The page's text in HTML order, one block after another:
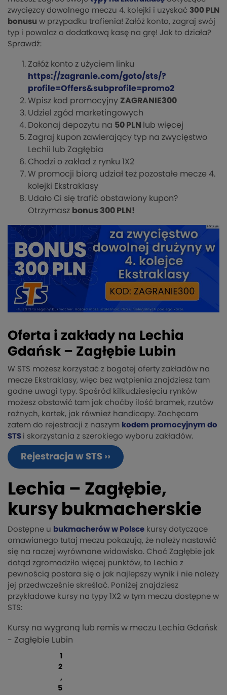
zwycięzcy dowolnego meczu 4. kolejki i uzyskać 300 PLN
bonusu w przypadku trafienia! Załóż konto, zagraj swój
typ i powalcz o dodatkową kasę na grę! Jak to działa?
Sprawdź:
Załóż konto z użyciem linku
https://zagranie.com/goto/sts/?
profile=Offers&subprofile=promo2
Wpisz kod promocyjny ZAGRANIE300
Udziel zgód marketingowych
Dokonaj depozytu na 50 PLN
lub więcej
Zagraj kupon zawierający typ na zwycięstwo
Lechii lub Zagłębia
Chodzi o zakład z rynku 1X2
W promocji biorą udział też pozostałe mecze 4.
kolejki Ekstraklasy
Udało Ci się trafić obstawiony kupon?
Otrzymasz bonus 300 PLN!
Oferta i zakłady na Lechia
Gdańsk – Zagłębie Lubin
W STS możesz korzystać z bogatej oferty zakładów na
mecze Ekstraklasy, więc bez wątpienia znajdziesz tam
godne uwagi typy. Spośród kilkudziesięciu rynków
możesz obstawić tam jak choćby ilość bramek, rzutów
rożnych, kartek, jak również handicapy. Zachęcam
zatem do rejestracji z naszym kodem promocyjnym do
STS i skorzystania z szerokiego wyboru zakładów.
Rejestracja w STS ››
Lechia – Zagłębie,
kursy bukmacherskie
Dostępne u bukmacherów w Polsce kursy dotyczące
omawianego tutaj meczu pokazują, że należy nastawić
się na raczej wyrównane widowisko. Choć Zagłębie jak
dotąd zgromadziło więcej punktów, to Lechia z
pewnością postara się o jak najlepszy wynik i nie należy
jej przedwcześnie skreślać. Poniżej znajdziesz
przykładowe kursy na typy 1X2 w tym meczu dostępne w
STS:
Kursy na wygraną lub remis w meczu Lechia Gdańsk
- Zagłębie Lubin
1
2
,
5